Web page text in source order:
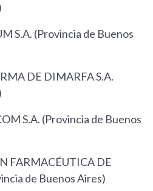
S.A. (Provincia de Buenos
DE DIMARFA S.A.
S.A. (Provincia de Buenos
FARMACÉUTICA DE
de Buenos Aires)